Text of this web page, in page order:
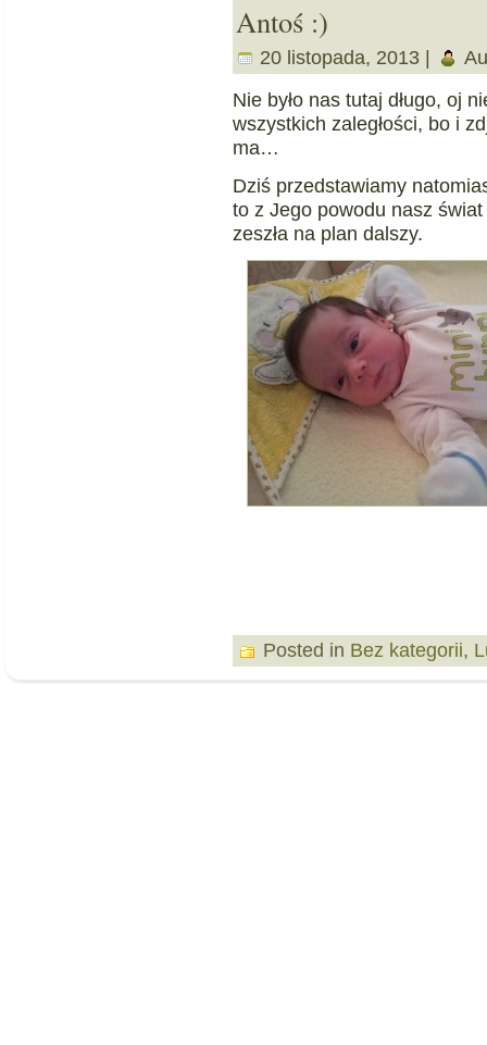
Antoś :)
20 listopada, 2013 |
Nie było nas tutaj długo, oj
wszystkich zaległości, bo i
ma…
Dziś przedstawiamy
to z Jego powodu nasz
zeszła na plan dalszy.
Posted in Bez kategorii,